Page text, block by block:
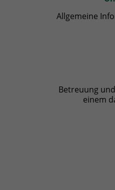
Allgemeine
Betreuung
einem